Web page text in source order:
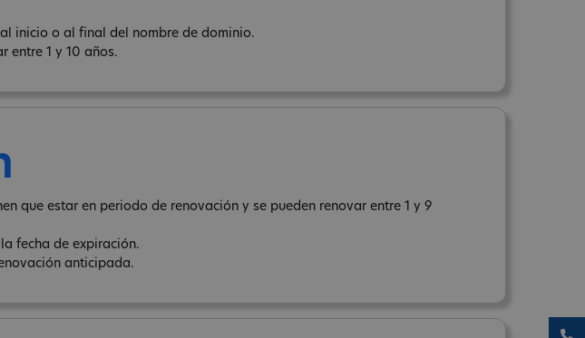
inicio o al final del nombre de dominio.
entre 1 y 10 años.
que estar en periodo de renovación y se pueden renovar entre 1 y 9
fecha de expiración.
anticipada.